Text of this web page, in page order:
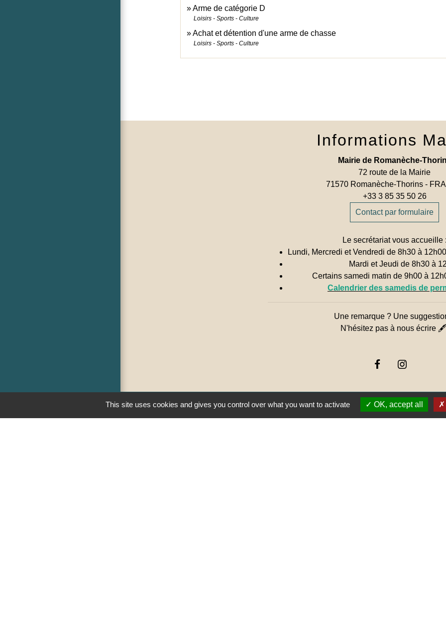
Arme de catégorie D
Loisirs - Sports - Culture
Achat et détention d'une arme de chasse
Loisirs - Sports - Culture
Informations
Mairie de Romanèche-
72 route de la Mairie
71570 Romanèche-Thorins -
+33 3 85 35 50 26
Contact par formulaire
Le secrétariat vous accueille :
Lundi, Mercredi et Vendredi de 8h30 à
Mardi et Jeudi de 8h30 à
Certains samedi matin de 9h00 à
Calendrier des samedis de
Une remarque ? Une
N'hésitez pas à nous écrire 🖋
This site uses cookies and gives you control over what you want to activate OK, accept all